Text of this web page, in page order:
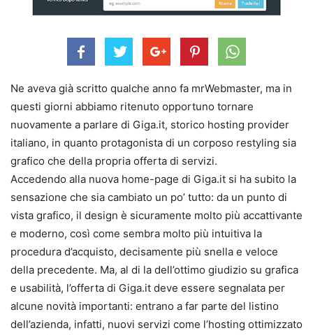
Ne aveva già scritto qualche anno fa mrWebmaster, ma in
questi giorni abbiamo ritenuto opportuno tornare
nuovamente a parlare di Giga.it, storico hosting provider
italiano, in quanto protagonista di un corposo restyling sia
grafico che della propria offerta di servizi.
Accedendo alla nuova home-page di Giga.it si ha subito la
sensazione che sia cambiato un po’ tutto: da un punto di
vista grafico, il design è sicuramente molto più accattivante
e moderno, così come sembra molto più intuitiva la
procedura d’acquisto, decisamente più snella e veloce
della precedente. Ma, al di la dell’ottimo giudizio su grafica
e usabilità, l’offerta di Giga.it deve essere segnalata per
alcune novità importanti: entrano a far parte del listino
dell’azienda, infatti, nuovi servizi come l’hosting ottimizzato